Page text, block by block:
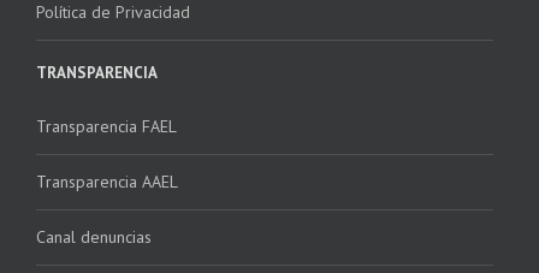
Política de Privacidad
TRANSPARENCIA
Transparencia FAEL
Transparencia AAEL
Canal denuncias